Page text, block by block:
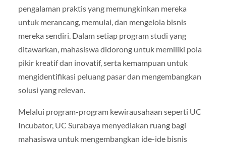
pengalaman praktis yang memungkinkan mereka
untuk merancang, memulai, dan mengelola bisnis
mereka sendiri. Dalam setiap program studi yang
ditawarkan, mahasiswa didorong untuk memiliki pola
pikir kreatif dan inovatif, serta kemampuan untuk
mengidentifikasi peluang pasar dan mengembangkan
solusi yang relevan.
Melalui program-program kewirausahaan seperti UC
Incubator, UC Surabaya menyediakan ruang bagi
mahasiswa untuk mengembangkan ide-ide bisnis